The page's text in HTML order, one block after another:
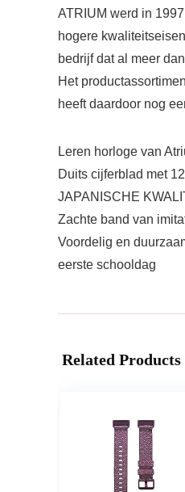
ATRIUM werd in
hogere
bedrijf dat al meer
Het
heeft daardoor nog
Leren horloge van
Duits cijferblad met
JAPANISCHE
Zachte band van
Voordelig en
eerste schooldag
Related Products